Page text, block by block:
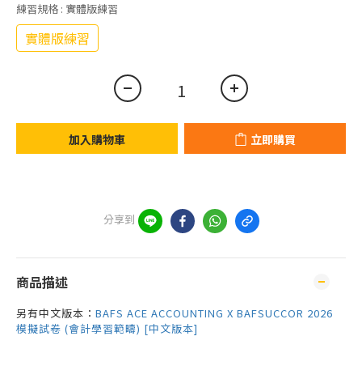
練習規格 : 實體版練習
實體版練習
加入購物車 立即購買
分享到
商品描述
另有中文版本： BAFS ACE ACCOUNTING X BAFSUCCOR 2026
模擬試卷 (會計學習範疇) [中文版本]